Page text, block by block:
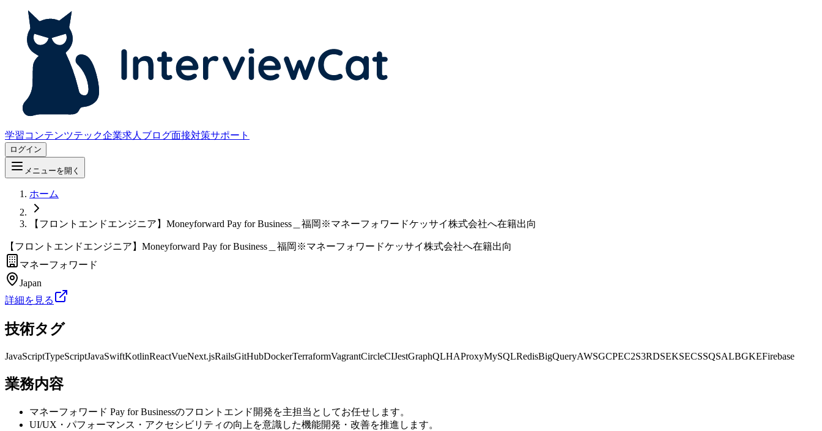
学習コンテンツテック企業求人 ブログ面接対策サポート
ログイン
メニューを開く
ホーム
【フロントエンドエンジニア】Moneyforward Pay for Business＿福岡※マネーフォワードケッサイ株式会社へ在籍出向
【フロントエンドエンジニア】Moneyforward Pay for Business＿福岡※マネーフォワードケッサイ株式会社へ在籍出向
マネーフォワード
Japan
詳細を見る
技術タグ
JavaScriptTypeScriptJavaSwiftKotlinReactVueNext.jsRailsGitHubDockerTerraformVagrantCircleCIJestGraphQLHAProxyMySQLRedisBigQueryAWSGCPEC2S3RDSEKSECSSQSALBGKEFirebase
業務内容
マネーフォワード Pay for Businessのフロントエンド開発を主担当としてお任せします。
UI/UX・パフォーマンス・アクセシビリティの向上を意識した機能開発・改善を推進します。